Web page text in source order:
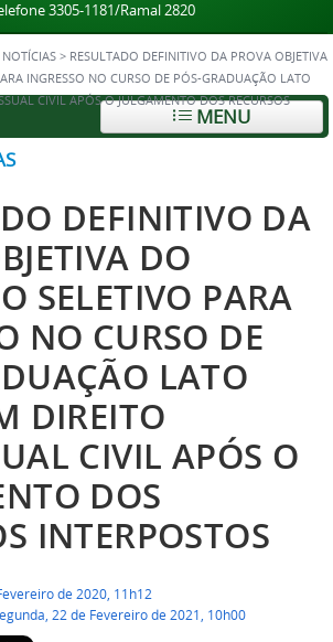
3305-1181/Ramal 2820
> RESULTADO DEFINITIVO DA PROVA OBJETIVA
INGRESSO NO CURSO DE PÓS-GRADUAÇÃO LATO
CIVIL APÓS O JULGAMENTO DOS RECURSOS
MENU
DEFINITIVO DA
DO
SELETIVO PARA
NO CURSO DE
LATO
DIREITO
CIVIL APÓS O
DOS
INTERPOSTOS
de 2020, 11h12
22 de Fevereiro de 2021, 10h00